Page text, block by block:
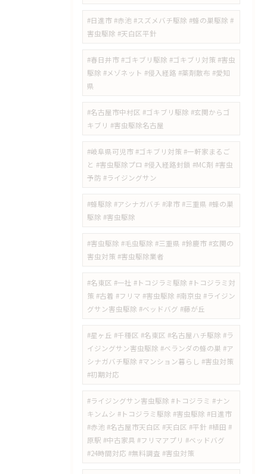
#日進市 #赤池 #スズメバチ駆除 #蜂の巣駆除 #
害虫駆除 #天白区平針
#春日井市 #ゴキブリ駆除 #ゴキブリ対策 #害虫
駆除 #メゾネット #侵入経路 #薬剤散布 #愛知
県
#名古屋市中村区 #ゴキブリ駆除 #玄関からゴ
キブリ #害虫駆除名古屋
#岐阜県可児市 #ゴキブリ対策 #一軒家まるご
と #害虫駆除プロ #侵入経路封鎖 #MC剤 #害虫
予防 #ライジングサン
#蜂駆除 #アシナガバチ #津市 #三重県 #蜂の巣
駆除 #害虫駆除
#害虫駆除 #毛虫駆除 #三重県 #鈴鹿市 #玄関の
害虫対策 #害虫駆除業者
#名東区 #一社 #トコジラミ駆除 #トコジラミ対
策 #古着 #フリマ #害虫駆除 #南京虫 #ライジン
グサン害虫駆除 #ベッドバグ #藤が丘
#星ヶ丘 #千種区 #名東区 #名古屋ハチ駆除 #ラ
イジングサン害虫駆除 #ベランダの蜂の巣 #ア
シナガバチ駆除 #マンション暮らし #害虫対策
#初期対応
#ライジングサン害虫駆除 #トコジラミ #ナン
キンムシ #トコジラミ駆除 #害虫駆除 #日進市
#赤池 #名古屋市天白区 #天白区 #平針 #植田 #
原駅 #中古家具 #フリマアプリ #ベッドバグ
#24時間対応 #無料調査 #害虫対策